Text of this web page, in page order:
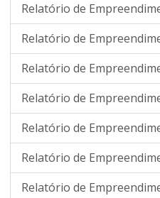
Relatório de
Relatório de
Relatório de
Relatório de
Relatório de
Relatório de
Relatório de